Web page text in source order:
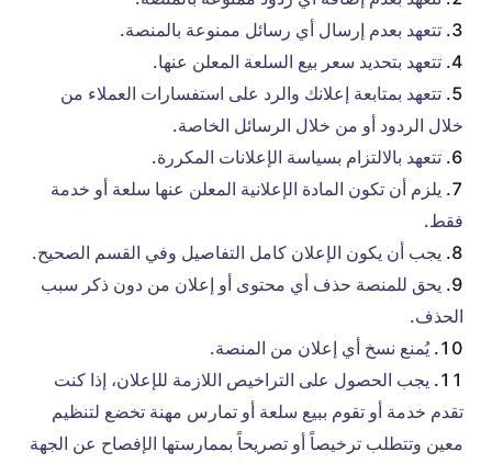
تتعهد بعدم إرسال أي رسائل ممنوعة بالمنصة.
تتعهد بتحديد سعر بيع السلعة المعلن عنها.
تتعهد بمتابعة إعلانك والرد على استفسارات العملاء من
خلال الردود أو من خلال الرسائل الخاصة.
تتعهد بالالتزام بسياسة الإعلانات المكررة.
يلزم أن تكون المادة الإعلانية المعلن عنها سلعة أو خدمة
فقط.
يجب أن يكون الإعلان كامل التفاصيل وفي القسم الصحيح.
يحق للمنصة حذف أي محتوى أو إعلان من دون ذكر سبب
الحذف.
يُمنع نسخ أي إعلان من المنصة.
يجب الحصول على التراخيص اللازمة للإعلان، إذا كنت
تقدم خدمة أو تقوم ببيع سلعة أو تمارس مهنة تخضع لتنظيم
معين وتتطلب ترخيصاً أو تصريحاً بممارستها الإفصاح عن الجهة